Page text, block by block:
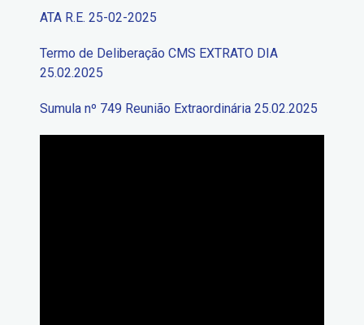
ATA R.E. 25-02-2025
Termo de Deliberação CMS EXTRATO DIA
25.02.2025
Sumula nº 749 Reunião Extraordinária 25.02.2025